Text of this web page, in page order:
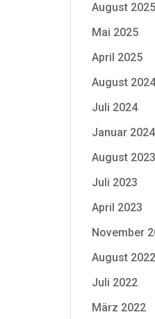
August 2025
Mai 2025
April 2025
August
Juli 2024
Januar 2024
August 2023
Juli 2023
April 2023
November
August 2022
Juli 2022
März 2022